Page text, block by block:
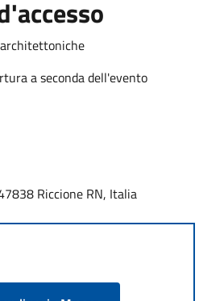
a seconda dell'evento
Riccione RN, Italia